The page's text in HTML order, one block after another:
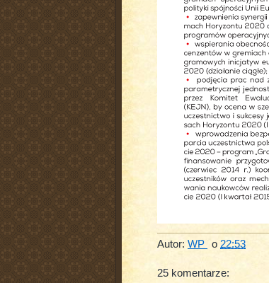
Autor: WP o 22:53
25 komentarze: